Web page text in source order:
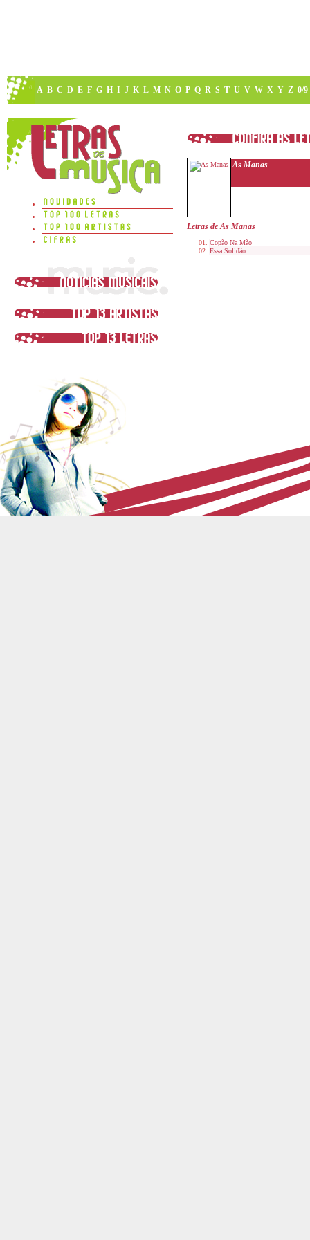
A B C D E F G H I J K L M N O P Q R S T U V W X Y Z 0/9
As Manas
Letras de As Manas
Copão Na Mão
Essa Solidão